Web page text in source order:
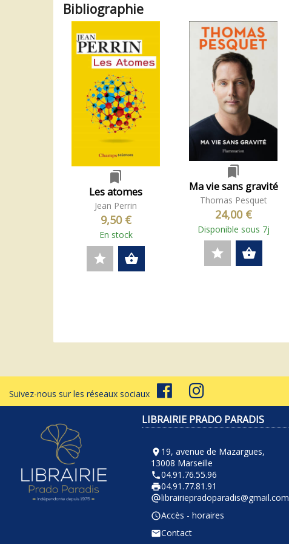
Bibliographie
bookmarks
Les atomes
Jean Perrin
9,50 €
En stock
star shopping_basket
bookmarks
Ma vie sans gravité
Thomas Pesquet
24,00 €
Disponible sous 7j
star shopping_basket
Suivez-nous sur les réseaux sociaux
LIBRAIRIE PRADO PARADIS
room 19, avenue de Mazargues,
13008 Marseille
phone04.91.76.55.96
local_printshop04.91.77.81.91
alternate_emaillibrairiepradoparadis@gmail.com
query_builderAccès - horaires
emailContact